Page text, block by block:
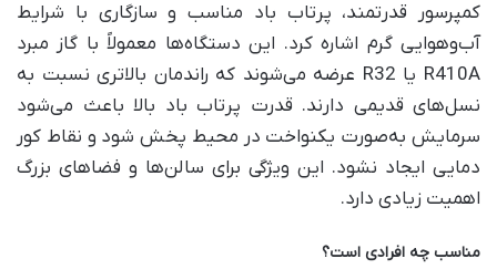
کمپرسور قدرتمند، پرتاب باد مناسب و سازگاری با شرایط
آب‌وهوایی گرم اشاره کرد. این دستگاه‌ها معمولاً با گاز مبرد
R410A یا R32 عرضه می‌شوند که راندمان بالاتری نسبت به
نسل‌های قدیمی دارند. قدرت پرتاب باد بالا باعث می‌شود
سرمایش به‌صورت یکنواخت در محیط پخش شود و نقاط کور
دمایی ایجاد نشود. این ویژگی برای سالن‌ها و فضاهای بزرگ
اهمیت زیادی دارد.
مناسب چه افرادی است؟